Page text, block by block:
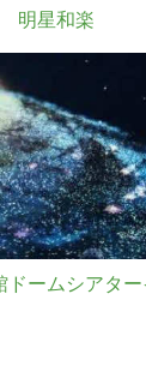
明星和楽
ドームシアター